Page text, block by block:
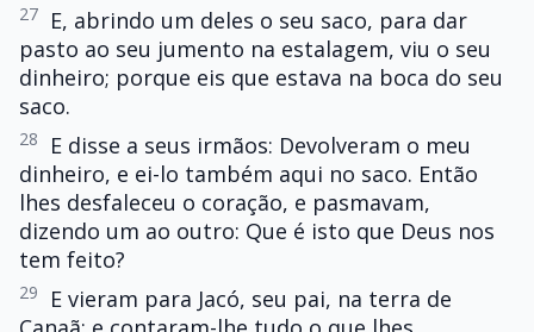
27
E, abrindo um deles o seu saco, para dar
pasto ao seu jumento na estalagem, viu o seu
dinheiro; porque eis que estava na boca do seu
saco.
28
E disse a seus irmãos: Devolveram o meu
dinheiro, e ei-lo também aqui no saco. Então
lhes desfaleceu o coração, e pasmavam,
dizendo um ao outro: Que é isto que Deus nos
tem feito?
29
E vieram para Jacó, seu pai, na terra de